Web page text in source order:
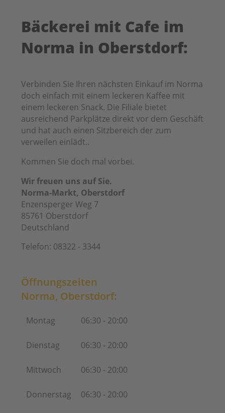
Bäckerei mit Cafe im
Norma in Oberstdorf:
Verbinden Sie Ihren nächsten Einkauf im Norma
doch einfach mit einem leckeren Kaffee mit
einem leckeren Snack. Die Filiale bietet
ausreichend Parkplätze direkt vor dem Geschäft
und hat auch einen Sitzbereich der zum
verweilen einlädt..
Kommen Sie doch mal vorbei.
Wir freuen uns auf Sie.
Norma-Markt, Oberstdorf
Enzensperger Weg 7
85761 Oberstdorf
Deutschland
Telefon: 08322 - 3344
Öffnungszeiten
Norma, Oberstdorf:
Montag 06:30 - 20:00
Dienstag 06:30 - 20:00
Mittwoch 06:30 - 20:00
Donnerstag 06:30 - 20:00